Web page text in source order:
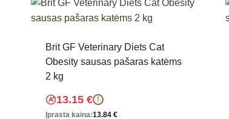
Brit GF Veterinary Diets Cat
Obesity sausas pašaras katėms
2 kg
13.15 € !
Įprasta kaina:13.84 €